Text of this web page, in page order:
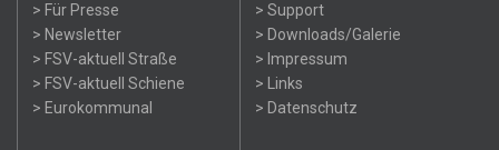
> Für Presse
> Newsletter
> FSV-aktuell Straße
> FSV-aktuell Schiene
> Eurokommunal
> Support
> Downloads/Galerie
> Impressum
> Links
> Datenschutz